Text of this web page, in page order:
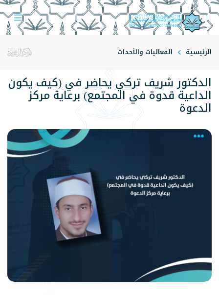
الرئيسية الفعاليات والأحداث
الدكتور شريف تركي يحاضر في (كيف يكون
الداعية قدوة في المجتمع) برعاية مركز
الدعوة